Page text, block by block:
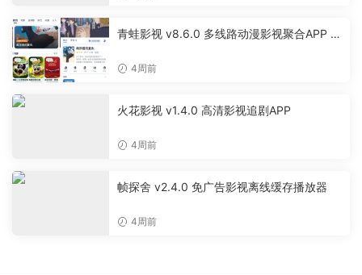
青蛙影视 v8.6.0 多线路动漫影视聚合APP 免
4周前
火花影视 v1.4.0 高清影视追剧APP
4周前
帧探舍 v2.4.0 免广告影视离线缓存播放器
4周前